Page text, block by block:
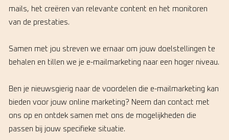
mails, het creëren van relevante content en het monitoren
van de prestaties.
Samen met jou streven we ernaar om jouw doelstellingen te
behalen en tillen we je e-mailmarketing naar een hoger niveau.
Ben je nieuwsgierig naar de voordelen die e-mailmarketing kan
bieden voor jouw online marketing? Neem dan contact met
ons op en ontdek samen met ons de mogelijkheden die
passen bij jouw specifieke situatie.